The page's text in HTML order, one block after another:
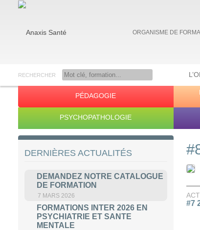
ORGANISME DE
RECHERCHER
PÉDAGOGIE
PSYCHOPATHOLOGIE
#7
DERNIÈRES ACTUALITÉS
DEMANDEZ NOTRE CATALOGUE
DE FORMATION
7 MARS 2026
FORMATIONS INTER 2026 EN
PSYCHIATRIE ET SANTE
MENTALE